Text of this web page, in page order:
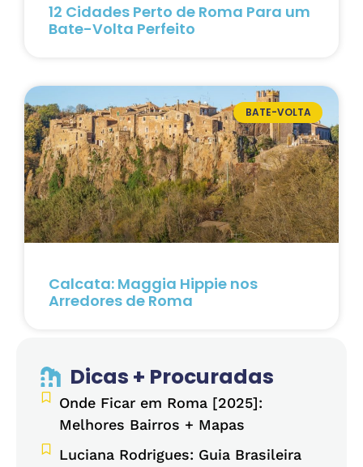
12 Cidades Perto de Roma Para um
Bate-Volta Perfeito
BATE-VOLTA
Calcata: Maggia Hippie nos
Arredores de Roma
Dicas + Procuradas
Onde Ficar em Roma [2025]:
Melhores Bairros + Mapas
Luciana Rodrigues: Guia Brasileira